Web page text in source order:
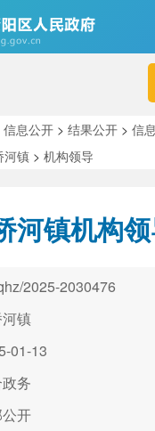
解
事
信息公开 >结果公开 >信
河镇 >机构领导
河镇机构
2025-2030476
镇
01-13
务
开